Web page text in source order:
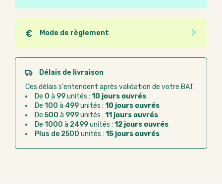
Ce produit est éco-conçu, il a été fabriqué à partir de
matériaux recyclés ou recyclables. Ces produits
peuvent plus facilement obtenir une seconde vie
après utilisation. L'origine de fabrication du produit
n'entre pas dans les critères d'éco-conception.
Mode de règlement
Quel que soit le mode de règlement, vous pouvez
passer commande en ligne sur Good Act.
Paiement CB :paiement sécurisé par carte
Virement bancaire :règlement sur facture
après la commande
Chorus Pro :règlement par mandat
administratif après la commande
Délais de livraison
Ces délais s'entendent après validation de votre BAT.
De 0 à 99unités : 10 jours ouvrés
De 100 à 499unités : 10 jours ouvrés
De 500 à 999unités : 11 jours ouvrés
De 1000 à 2499unités : 12 jours ouvrés
Plus de 2500 unités : 15 jours ouvrés